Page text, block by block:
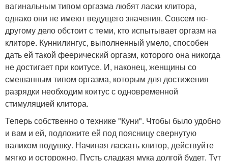
вагинальным типом оргазма любят ласки клитора,
однако они не имеют ведущего значения. Совсем по-
другому дело обстоит с теми, кто испытывает оргазм на
клиторе. Куннилингус, выполненный умело, способен
дать ей такой феерический оргазм, которого она никогда
не достигает при коитусе. И, наконец, женщины со
смешанным типом оргазма, которым для достижения
разрядки необходим коитус с одновременной
стимуляцией клитора.
Теперь собственно о технике "Куни". Чтобы было удобно
и вам и ей, подложите ей под поясницу свернутую
валиком подушку. Начиная ласкать клитор, действуйте
мягко и осторожно. Пусть сладкая мука долгой будет. Тут